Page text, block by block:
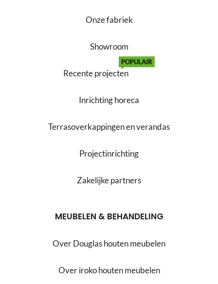
Onze fabriek
Showroom
Recente projecten
POPULAIR
Inrichting horeca
Terrasoverkappingen en verandas
Projectinrichting
Zakelijke partners
MEUBELEN & BEHANDELING
Over Douglas houten meubelen
Over iroko houten meubelen